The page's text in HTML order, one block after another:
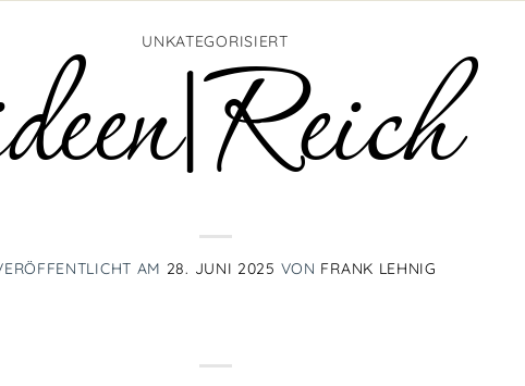
UNKATEGORISIERT
AM 28. JUNI 2025 VON FRANK LEHNIG